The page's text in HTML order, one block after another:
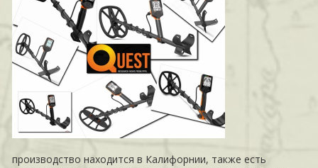
производство находится в Калифорнии, также есть